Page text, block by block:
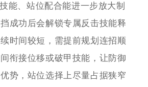
能、站位配合能进一步放大制
成功后会解锁专属反击技能释
时间较短，需提前规划连招顺
衔接位移或破甲技能，让防御
势，站位选择上尽量占据狭窄